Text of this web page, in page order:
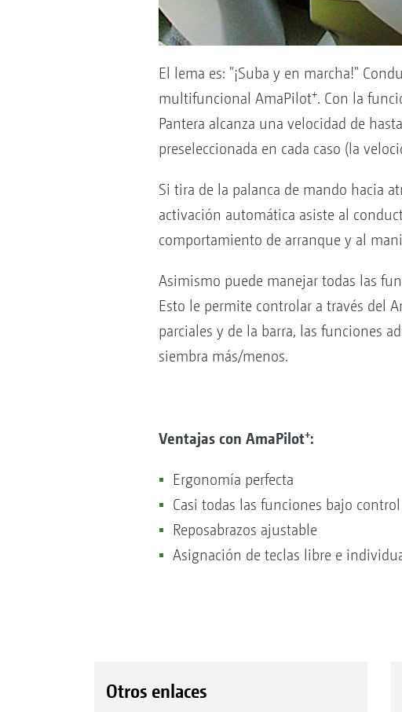
El lema es: "¡Suba y en marcha!"
multifuncional AmaPilot+. Con la
Pantera alcanza una velocidad de
preseleccionada en cada caso (la
Si tira de la palanca de mando hacia
activación automática asiste al
comportamiento de arranque y al
Asimismo puede manejar todas las
Esto le permite controlar a través del
parciales y de la barra, las funciones
siembra más/menos.
Ventajas con AmaPilot+:
Ergonomía perfecta
Casi todas las funciones bajo
Reposabrazos ajustable
Asignación de teclas libre e
Otros enlaces